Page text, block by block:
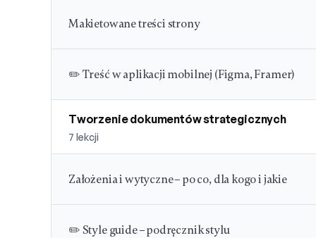
Makietowane treści strony
✏️ Treść w aplikacji mobilnej (Figma, Framer)
Tworzenie dokumentów strategicznych
7 lekcji
Założenia i wytyczne – po co, dla kogo i jakie
✏️ Style guide – podręcznik stylu